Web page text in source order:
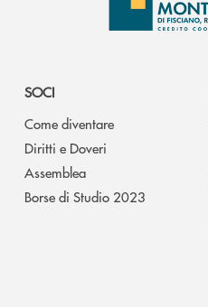
SOCI
Come diventare
Diritti e Doveri
Assemblea
Borse di Studio 2023